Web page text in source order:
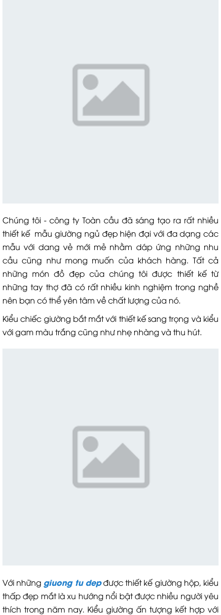
Chúng tôi - công ty Toàn cầu đã sáng tạo ra rất nhiều
thiết kế mẫu giường ngủ đẹp hiện đại với đa dạng các
mẫu với dang vẻ mới mẻ nhằm dáp ứng những nhu
cầu cũng như mong muốn của khách hàng. Tất cả
những món đồ đẹp của chúng tôi được thiết kế từ
những tay thợ đã có rất nhiều kinh nghiệm trong nghề
nên bạn có thể yên tâm về chất lượng của nó.
Kiểu chiếc giường bắt mắt với thiết kế sang trọng và kiểu
với gam màu trắng cũng như nhẹ nhàng và thu hút.
Với những giuong tu depđược thiết kế giường hộp, kiểu
thấp đẹp mắt là xu hướng nổi bật được nhiều người yêu
thích trong năm nay. Kiểu giường ấn tượng kết hợp với